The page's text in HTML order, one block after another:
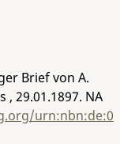
Brief von A.
, 29.01.1897. NA
urn:nbn:de:0